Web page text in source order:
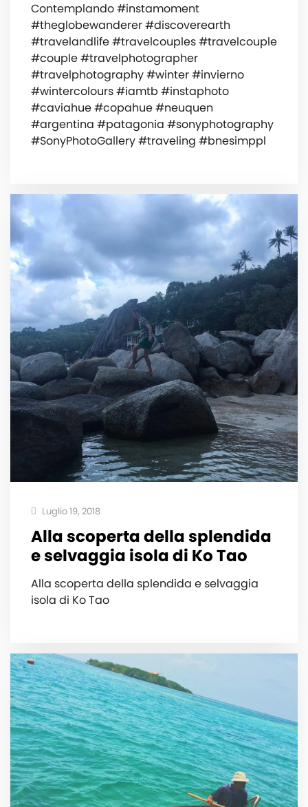
Contemplando #instamoment
#theglobewanderer #discoverearth
#travelandlife #travelcouples #travelcouple
#couple #travelphotographer
#travelphotography #winter #invierno
#wintercolours #iamtb #instaphoto
#caviahue #copahue #neuquen
#argentina #patagonia #sonyphotography
#SonyPhotoGallery #traveling #bnesimppl
Luglio 19, 2018
Alla scoperta della splendida
e selvaggia isola di Ko Tao
Alla scoperta della splendida e selvaggia
isola di Ko Tao